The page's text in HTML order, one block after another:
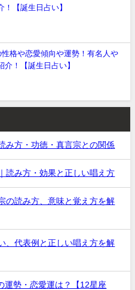
！【誕生日占い】
格や恋愛傾向や運勢！有名人や
介！【誕生日占い】
み方・功徳・真言宗との関係
読み方・効果と正しい唱え方
の読み方、意味と覚え方を解
、代表例と正しい唱え方を解
運勢・恋愛運は？【12星座